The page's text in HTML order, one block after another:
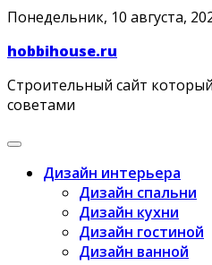
Skip
content
Понедельник, 10 августа,
hobbihouse.ru
Строительный сайт
советами
Дизайн интерьера
Дизайн спальни
Дизайн кухни
Дизайн гостиной
Дизайн ванной